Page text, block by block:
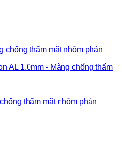
thấm mặt nhôm phản